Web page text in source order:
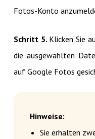
Fotos-Konto
Schritt 5. Klicken Sie
die ausgewählten
auf Google Fotos
Hinweise:
Sie erhalten